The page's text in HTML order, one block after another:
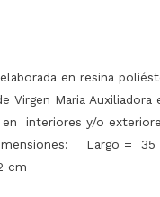
en resina
Virgen Maria Auxiliadora
en interiores y/o
Largo = 35
cm